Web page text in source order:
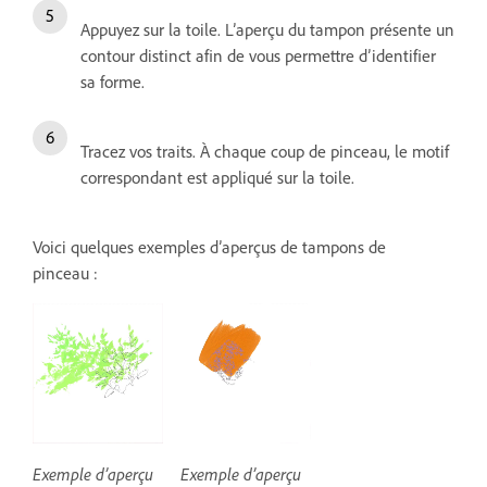
Appuyez sur la toile. L’aperçu du tampon présente un
contour distinct afin de vous permettre d’identifier
sa forme.
Tracez vos traits. À chaque coup de pinceau, le motif
correspondant est appliqué sur la toile.
Voici quelques exemples d’aperçus de tampons de
pinceau :
Exemple d’aperçu
Exemple d’aperçu